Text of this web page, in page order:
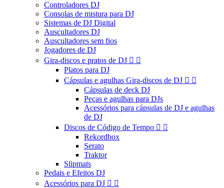
Controladores DJ
Consolas de mistura para DJ
Sistemas de DJ Digital
Auscultadores DJ
Auscultadores sem fios
Jogadores de DJ
Gira-discos e pratos de DJ  
Platos para DJ
Cápsulas e agulhas Gira-discos de DJ  
Cápsulas de deck DJ
Peças e agulhas para DJs
Acessórios para cápsulas de DJ e agulhas
de DJ
Discos de Código de Tempo  
Rekordbox
Serato
Traktor
Slipmats
Pedais e Efeitos DJ
Acessórios para DJ  